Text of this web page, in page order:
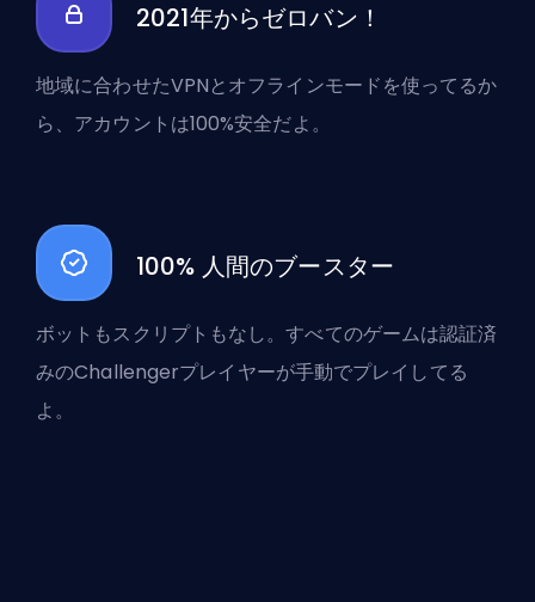
2021年からゼロバン！
地域に合わせたVPNとオフラインモードを使ってるか
ら、アカウントは100%安全だよ。
100% 人間のブースター
ボットもスクリプトもなし。すべてのゲームは認証済
みのChallengerプレイヤーが手動でプレイしてる
よ。